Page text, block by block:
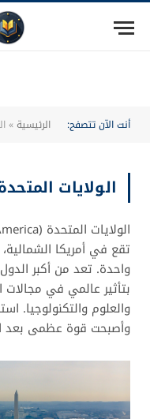
أنت الآن تتصفح: الرئيسية»
الولايات
تقع في أمريكا
واحدة. تعد من أكبر
بتأثير عالمي في مجالات
وأصبحت قوة عظمى بعد